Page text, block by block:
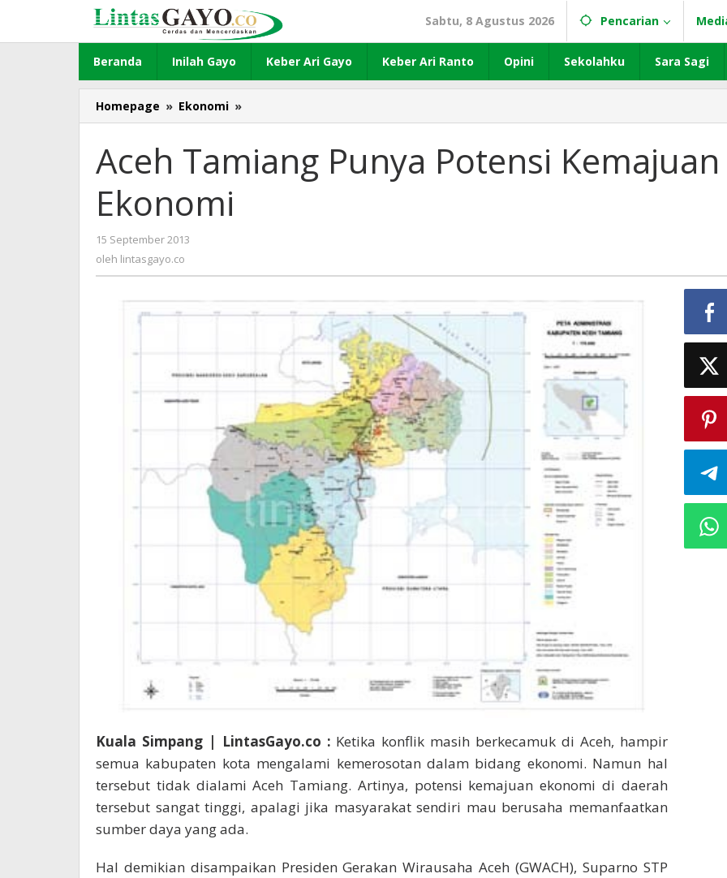
konten
Sabtu, 8 Agustus 2026 Pencarian
Beranda Inilah Gayo Keber Ari Gayo Keber Ari Ranto Opini Sekolahku Sara Sagi
Homepage » Ekonomi »
Tamiang
Potensi
Kemajuan
Aceh Tamiang Punya Potensi Kemajuan
Ekonomi
15 September 2013
oleh lintasgayo.co
Kuala Simpang | LintasGayo.co : Ketika konflik masih berkecamuk di Aceh, hampir
semua kabupaten kota mengalami kemerosotan dalam bidang ekonomi. Namun hal
tersebut tidak dialami Aceh Tamiang. Artinya, potensi kemajuan ekonomi di daerah
tersebut sangat tinggi, apalagi jika masyarakat sendiri mau berusaha memanfaatkan
sumber daya yang ada.
Hal demikian disampaikan Presiden Gerakan Wirausaha Aceh (GWACH), Suparno STP